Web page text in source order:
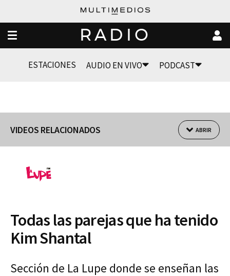
RADIO
ESTACIONES AUDIO EN VIVO PODCAST
VIDEOS RELACIONADOS ABRIR
Todas las parejas que ha tenido
Kim Shantal
Sección de La Lupe donde se enseñan las